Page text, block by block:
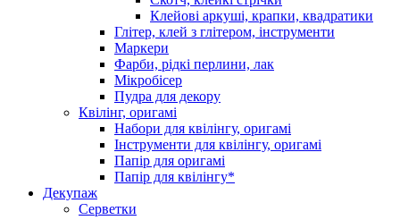
Клейові аркуші, крапки, квадратики
Глітер, клей з глітером, інструменти
Маркери
Фарби, рідкі перлини, лак
Мікробісер
Пудра для декору
Квілінг, оригамі
Набори для квілінгу, оригамі
Інструменти для квілінгу, оригамі
Папір для оригамі
Папір для квілінгу*
Декупаж
Серветки